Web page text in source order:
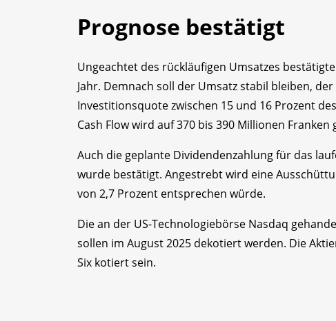
Prognose bestätigt
Ungeachtet des rückläufigen Umsatzes
Jahr. Demnach soll der Umsatz stabil bleiben,
Investitionsquote zwischen 15 und 16 Prozent
Cash Flow wird auf 370 bis 390 Millionen Franken
Auch die geplante Dividendenzahlung für das
wurde bestätigt. Angestrebt wird eine
von 2,7 Prozent entsprechen würde.
Die an der US-Technologiebörse Nasdaq
sollen im August 2025 dekotiert werden. Die
Six kotiert sein.